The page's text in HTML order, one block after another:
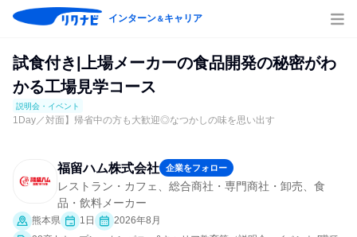
インターン＆キャリア
試食付き|上場メーカーの食品開発の秘密がわ
かる工場見学コース
説明会・イベント
1Day／対面】帰省中の方も大歓迎◎なつかしの味を思い出す
福留ハム株式会社 企業をフォロー
レストラン・カフェ、総合商社・専門商社・卸売、食
品・飲料メーカー
熊本県 1日
2026年8月